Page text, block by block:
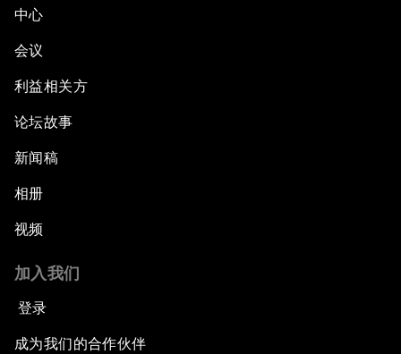
中心
会议
利益相关方
论坛故事
新闻稿
相册
视频
加入我们
登录
成为我们的合作伙伴